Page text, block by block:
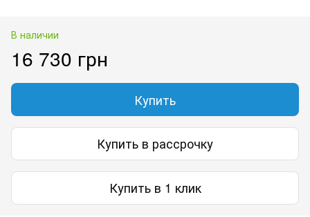
В наличии
16 730 грн
Купить
Купить в рассрочку
Купить в 1 клик